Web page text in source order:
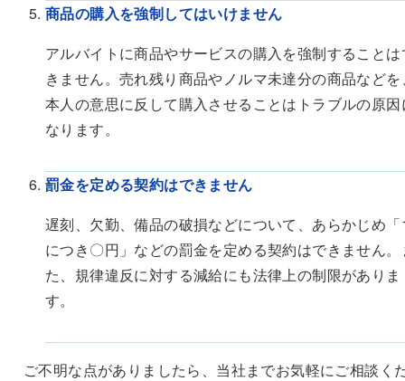
商品の購入を強制してはいけません
アルバイトに商品やサービスの購入を強制することは
きません。売れ残り商品やノルマ未達分の商品などを
本人の意思に反して購入させることはトラブルの原因
なります。
罰金を定める契約はできません
遅刻、欠勤、備品の破損などについて、あらかじめ
につき〇円」などの罰金を定める契約はできません。
た、規律違反に対する減給にも法律上の制限がありま
す。
ご不明な点がありましたら、当社までお気軽にご相談く